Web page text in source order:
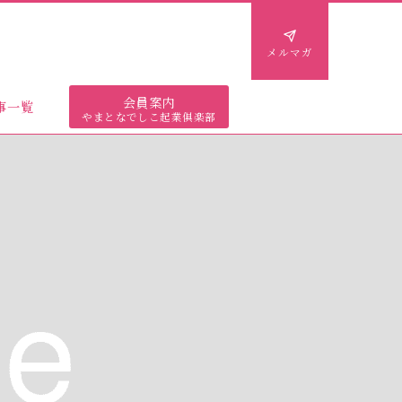
メルマガ
一覧 会員案内
やまとなでしこ起業俱楽部